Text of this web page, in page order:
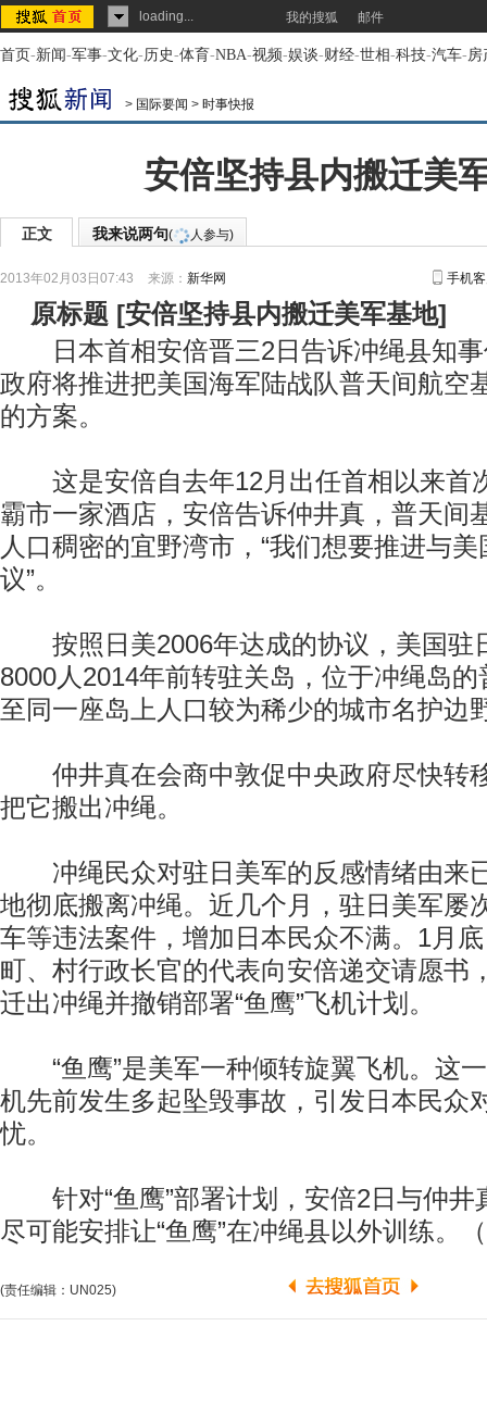
loading... 我的搜狐 邮件
首页-新闻-军事-文化-历史-体育-NBA-视频-娱谈-财经-世相-科技-汽车-房
> 国际要闻 > 时事快报
安倍坚持县内搬迁美
正文 我来说两句( 人参与)
2013年02月03日07:43 来源： 新华网 手机
原标题 [安倍坚持县内搬迁美军基地]
日本首相安倍晋三2日告诉冲绳县知事
政府将推进把美国海军陆战队普天间航空
的方案。
这是安倍自去年12月出任首相以来首
霸市一家酒店，安倍告诉仲井真，普天间
人口稠密的宜野湾市，“我们想要推进与
议”。
按照日美2006年达成的协议，美国驻
8000人2014年前转驻关岛，位于冲绳岛
至同一座岛上人口较为稀少的城市名护边
仲井真在会商中敦促中央政府尽快转
把它搬出冲绳。
冲绳民众对驻日美军的反感情绪由来
地彻底搬离冲绳。近几个月，驻日美军屡
车等违法案件，增加日本民众不满。1月
町、村行政长官的代表向安倍递交请愿书
迁出冲绳并撤销部署“鱼鹰”飞机计划。
“鱼鹰”是美军一种倾转旋翼飞机。这
机先前发生多起坠毁事故，引发日本民众
忧。
针对“鱼鹰”部署计划，安倍2日与仲井
尽可能安排让“鱼鹰”在冲绳县以外训练。
(责任编辑：UN025)